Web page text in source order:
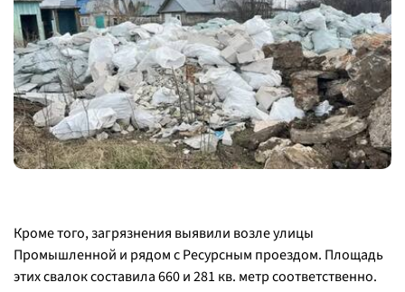
Кроме того, загрязнения выявили возле улицы
Промышленной и рядом с Ресурсным проездом. Площадь
этих свалок составила 660 и 281 кв. метр соответственно.